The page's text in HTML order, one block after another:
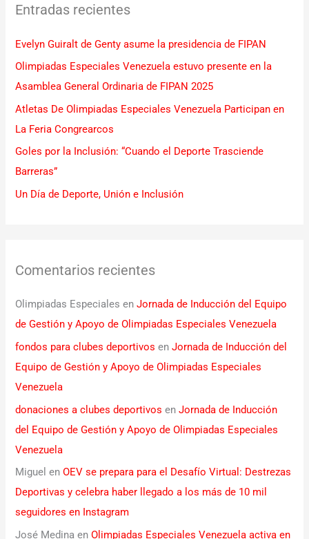
a
p
o
r
:
Entradas recientes
Evelyn Guiralt de Genty asume la presidencia de FIPAN
Olimpiadas Especiales Venezuela estuvo presente en la
Asamblea General Ordinaria de FIPAN 2025
Atletas De Olimpiadas Especiales Venezuela Participan en
La Feria Congrearcos
Goles por la Inclusión: “Cuando el Deporte Trasciende
Barreras”
Un Día de Deporte, Unión e Inclusión
Comentarios recientes
Olimpiadas Especiales enJornada de Inducción del Equipo
de Gestión y Apoyo de Olimpiadas Especiales Venezuela
fondos para clubes deportivos enJornada de Inducción del
Equipo de Gestión y Apoyo de Olimpiadas Especiales
Venezuela
donaciones a clubes deportivos enJornada de Inducción
del Equipo de Gestión y Apoyo de Olimpiadas Especiales
Venezuela
Miguel enOEV se prepara para el Desafío Virtual: Destrezas
Deportivas y celebra haber llegado a los más de 10 mil
seguidores en Instagram
José Medina enOlimpiadas Especiales Venezuela activa en